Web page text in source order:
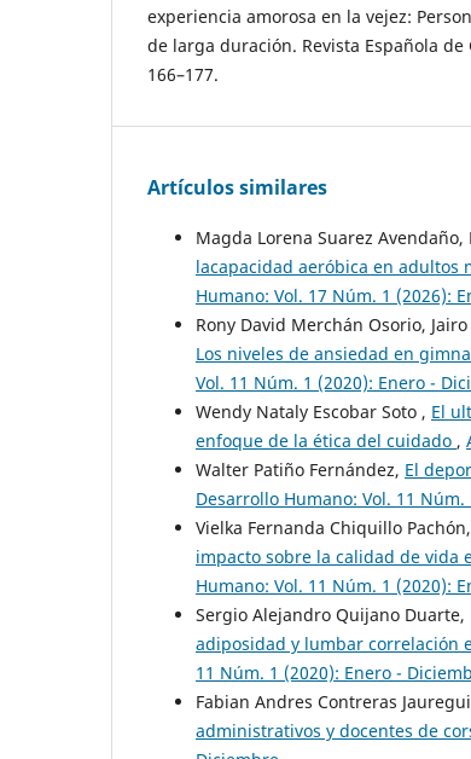
experiencia amorosa en la vejez:
de larga duración. Revista Española
166–177.
Artículos similares
Magda Lorena Suarez
lacapacidad aeróbica en
Humano: Vol. 17 Núm. 1 (2026):
Rony David Merchán Osorio,
Los niveles de ansiedad en
Vol. 11 Núm. 1 (2020): Enero -
Wendy Nataly Escobar Soto , El
enfoque de la ética del cuidado ,
Walter Patiño Fernández, El
Desarrollo Humano: Vol. 11
Vielka Fernanda Chiquillo
impacto sobre la calidad de vida
Humano: Vol. 11 Núm. 1 (2020):
Sergio Alejandro Quijano Duarte,
adiposidad y lumbar correlación
11 Núm. 1 (2020): Enero -
Fabian Andres Contreras
administrativos y docentes de